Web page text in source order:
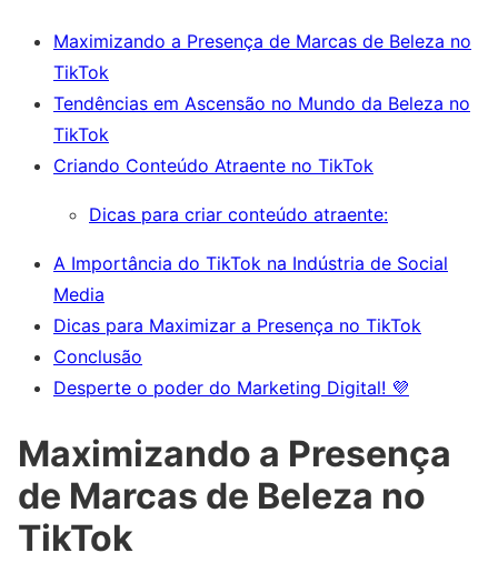
Maximizando a Presença de Marcas de Beleza no
TikTok
Tendências em Ascensão no Mundo da Beleza no
TikTok
Criando Conteúdo Atraente no TikTok
Dicas para criar conteúdo atraente:
A Importância do TikTok na Indústria de Social
Media
Dicas para Maximizar a Presença no TikTok
Conclusão
Desperte o poder do Marketing Digital! 💜
Maximizando a Presença
de Marcas de Beleza no
TikTok